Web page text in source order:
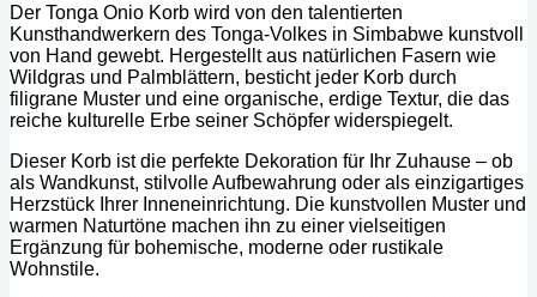
Der Tonga Onio Korb wird von den talentierten
Kunsthandwerkern des Tonga-Volkes in Simbabwe kunstvoll
von Hand gewebt. Hergestellt aus natürlichen Fasern wie
Wildgras und Palmblättern, besticht jeder Korb durch
filigrane Muster und eine organische, erdige Textur, die das
reiche kulturelle Erbe seiner Schöpfer widerspiegelt.
Dieser Korb ist die perfekte Dekoration für Ihr Zuhause – ob
als Wandkunst, stilvolle Aufbewahrung oder als einzigartiges
Herzstück Ihrer Inneneinrichtung. Die kunstvollen Muster und
warmen Naturtöne machen ihn zu einer vielseitigen
Ergänzung für bohemische, moderne oder rustikale
Wohnstile.